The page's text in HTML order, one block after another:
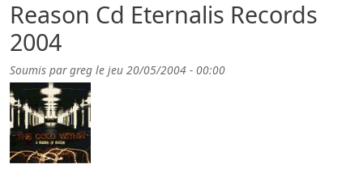
Reason Cd Eternalis Records
2004
Soumis pargreg le jeu 20/05/2004 - 00:00